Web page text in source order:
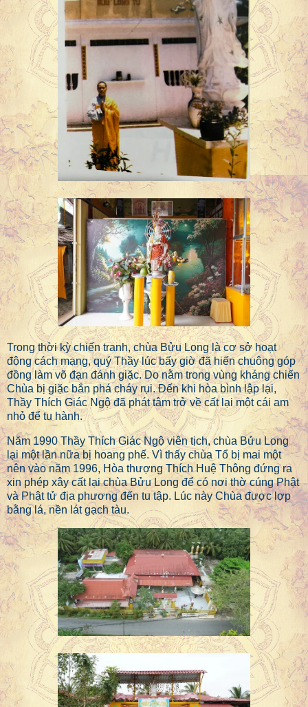
Trong thời kỳ chiến tranh, chùa Bửu Long là cơ sở hoạt
động cách mạng, quý Thầy lúc bấy giờ đã hiến chuông góp
đồng làm võ đạn đánh giặc. Do nằm trong vùng kháng chiến
Chùa bị giặc bắn phá cháy rụi. Đến khi hòa bình lập lại,
Thầy Thích Giác Ngộ đã phát tâm trở về cất lại một cái am
nhỏ để tu hành.
Năm 1990 Thầy Thích Giác Ngộ viên tịch, chùa Bửu Long
lại một lần nữa bị hoang phế. Vì thấy chùa Tổ bị mai một
nên vào năm 1996, Hòa thượng Thích Huệ Thông đứng ra
xin phép xây cất lại chùa Bửu Long để có nơi thờ cúng Phật
và Phật tử địa phương đến tu tập. Lúc này Chùa được lợp
bằng lá, nền lát gạch tàu.